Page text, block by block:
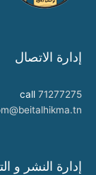
إدارة الاتصال
call 71277275
إدارة النشر و